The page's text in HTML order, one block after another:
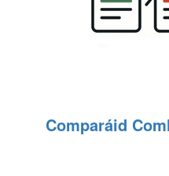
Comparáid